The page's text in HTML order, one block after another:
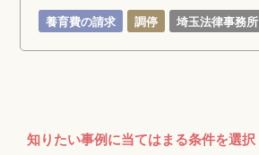
養育費の請求 調停 埼玉法律事務所
知りたい事例に当てはまる条件を選択